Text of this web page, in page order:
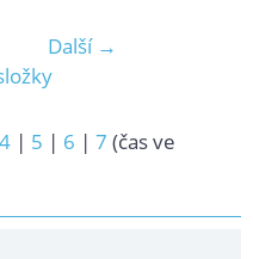
Další →
4 | 5 | 6 | 7 (čas ve